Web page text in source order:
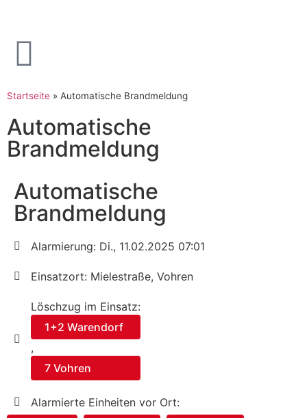
Startseite » Automatische Brandmeldung
Automatische
Brandmeldung
Automatische
Brandmeldung
Alarmierung: Di., 11.02.2025 07:01
Einsatzort: Mielestraße, Vohren
Löschzug im Einsatz:
1+2 Warendorf
,
7 Vohren
Alarmierte Einheiten vor Ort: